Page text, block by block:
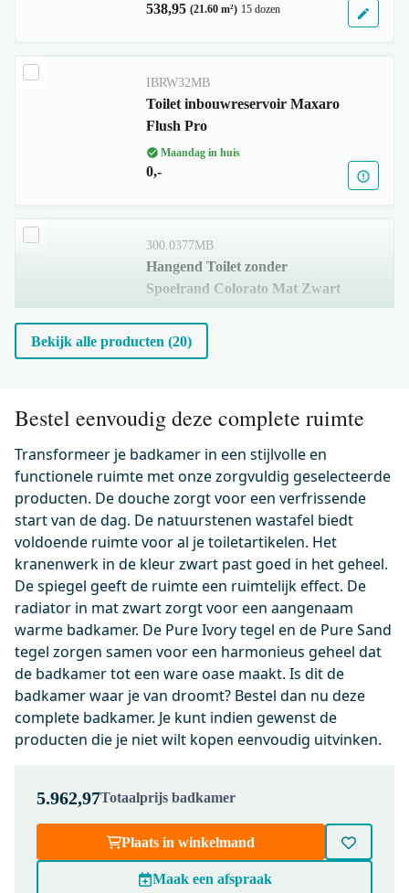
538,95 (21.60 m²) 15 dozen
IBRW32MB
Toilet inbouwreservoir Maxaro
Flush Pro
Maandag in huis
0,-
300.0377MB
Hangend Toilet zonder
Spoelrand Colorato Mat Zwart
0,-
500.0220MB
Wc-bril verdikt Mat zwart incl.
Softclose en Quick release
Maandag in huis
0,-
KSW001DMB
Flush Bedieningspaneel Toilet |
Mat zwart
Maandag in huis
0,-
200-1202MB
Maandag in huis
0,-
Bekijk alle producten (20)
Bestel eenvoudig deze complete ruimte
Transformeer je badkamer in een stijlvolle en
functionele ruimte met onze zorgvuldig geselecteerde
producten. De douche zorgt voor een verfrissende
start van de dag. De natuurstenen wastafel biedt
voldoende ruimte voor al je toiletartikelen. Het
kranenwerk in de kleur zwart past goed in het geheel.
De spiegel geeft de ruimte een ruimtelijk effect. De
radiator in mat zwart zorgt voor een aangenaam
warme badkamer. De Pure Ivory tegel en de Pure Sand
tegel zorgen samen voor een harmonieus geheel dat
de badkamer tot een ware oase maakt. Is dit de
badkamer waar je van droomt? Bestel dan nu deze
complete badkamer. Je kunt indien gewenst de
producten die je niet wilt kopen eenvoudig uitvinken.
5.962,97Totaalprijs badkamer
Plaats in winkelmand
Maak een afspraak